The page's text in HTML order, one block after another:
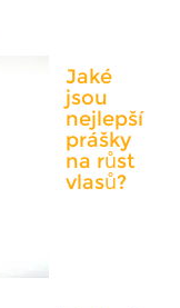
Jaké
jsou
nejlepší
prášky
na růst
vlasů?